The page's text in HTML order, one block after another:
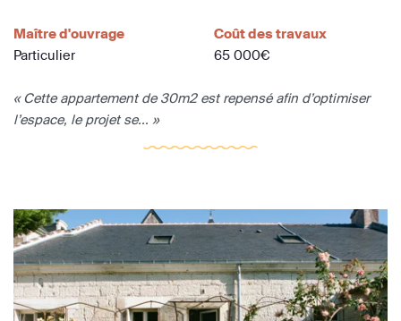
Maître d'ouvrage
Particulier
Coût des travaux
65 000€
« Cette appartement de 30m2 est repensé afin d’optimiser
l’espace, le projet se... »